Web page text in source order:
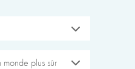
plus sûr